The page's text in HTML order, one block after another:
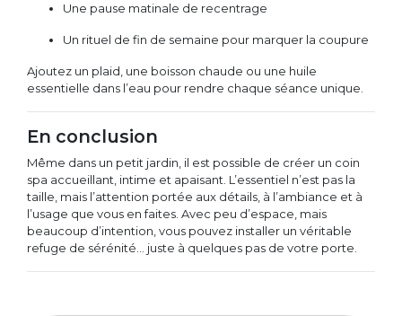
Une pause matinale de recentrage
Un rituel de fin de semaine pour marquer la coupure
Ajoutez un plaid, une boisson chaude ou une huile
essentielle dans l’eau pour rendre chaque séance unique.
En conclusion
Même dans un petit jardin, il est possible de créer un coin
spa accueillant, intime et apaisant. L’essentiel n’est pas la
taille, mais l’attention portée aux détails, à l’ambiance et à
l’usage que vous en faites. Avec peu d’espace, mais
beaucoup d’intention, vous pouvez installer un véritable
refuge de sérénité… juste à quelques pas de votre porte.